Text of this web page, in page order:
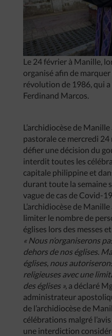
Le 24 février à Manille,
organisé afin de
révolution de 1986, qui
Ferdinand Marcos.
L’archidiocèse de
pastorale ce mercredi
défier une décision du
interdit toutes les
capitale philippine et
durant toute la semaine
vague de cas de Covid-
L’archidiocèse de
limiter le nombre de
églises lors des messes
« Nous n’organiserons
dehors de nos églises.
églises, nous
religieuses avec une
des églises », a déclaré
administrateur
de l’archidiocèse de
célébrations malgré
une interdiction